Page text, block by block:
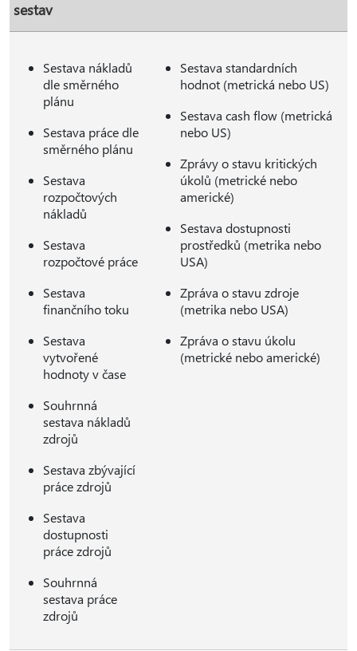
sestav
Sestava nákladů
dle směrného
plánu
Sestava práce dle
směrného plánu
Sestava
rozpočtových
nákladů
Sestava
rozpočtové práce
Sestava
finančního toku
Sestava
vytvořené
hodnoty v čase
Souhrnná
sestava nákladů
zdrojů
Sestava zbývající
práce zdrojů
Sestava
dostupnosti
práce zdrojů
Souhrnná
sestava práce
zdrojů
Sestava standardních
hodnot (metrická nebo US)
Sestava cash flow (metrická
nebo US)
Zprávy o stavu kritických
úkolů (metrické nebo
americké)
Sestava dostupnosti
prostředků (metrika nebo
USA)
Zpráva o stavu zdroje
(metrika nebo USA)
Zpráva o stavu úkolu
(metrické nebo americké)